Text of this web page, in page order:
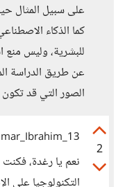
على سبيل المثال
كما الذكاء
للبشرية، وليس
عن طريق الدراسة
الصور التي قد تكون
2
13_Omar_Ibrahim
نعم يا رغدة،